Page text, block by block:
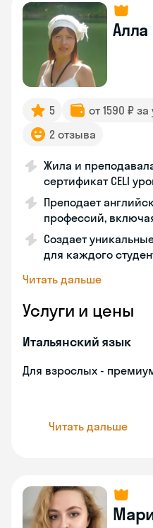
Алла
5 от 1590 ₽
2 отзыва
Жила и
сертификат CELI
Преподает
профессий,
Создает
для каждого
Читать дальше
Услуги и цены
Итальянский язык
Для взрослых -
Читать дальше